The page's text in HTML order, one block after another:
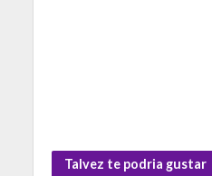
Talvez te podria gustar